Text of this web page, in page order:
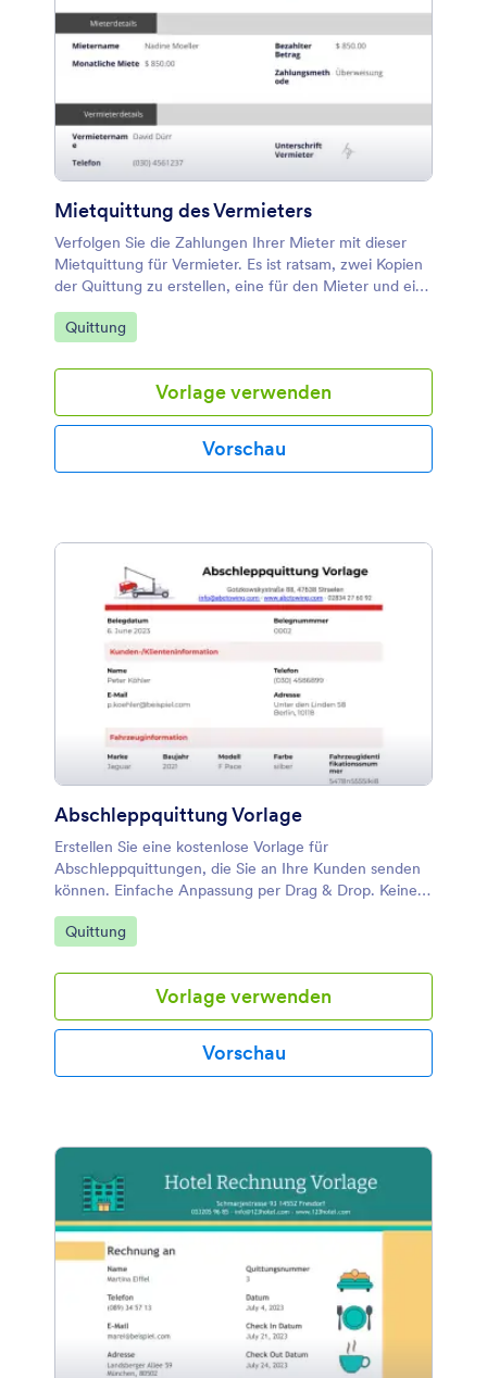
Mietquittung des Vermieters
Verfolgen Sie die Zahlungen Ihrer Mieter mit dieser
Mietquittung für Vermieter. Es ist ratsam, zwei Kopien
der Quittung zu erstellen, eine für den Mieter und eine
für den Vermieter.
Zur Kategorie:
Quittung
Vorlage verwenden
Vorschau
Abschleppquittung Vorlage
Erstellen Sie eine kostenlose Vorlage für
Abschleppquittungen, die Sie an Ihre Kunden senden
können. Einfache Anpassung per Drag & Drop. Keine
Programmierkenntnisse erforderlich. Herunterladen
und weitergeben in Sekunden.
Zur Kategorie:
Quittung
Vorlage verwenden
Vorschau